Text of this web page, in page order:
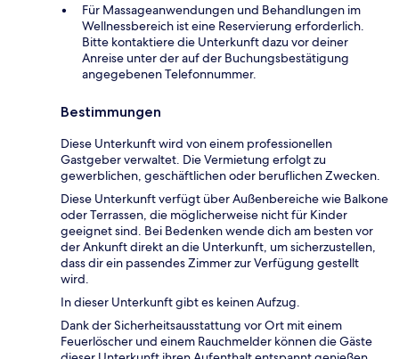
Für Massageanwendungen und Behandlungen im
Wellnessbereich ist eine Reservierung erforderlich.
Bitte kontaktiere die Unterkunft dazu vor deiner
Anreise unter der auf der Buchungsbestätigung
angegebenen Telefonnummer.
Bestimmungen
Diese Unterkunft wird von einem professionellen
Gastgeber verwaltet. Die Vermietung erfolgt zu
gewerblichen, geschäftlichen oder beruflichen Zwecken.
Diese Unterkunft verfügt über Außenbereiche wie Balkone
oder Terrassen, die möglicherweise nicht für Kinder
geeignet sind. Bei Bedenken wende dich am besten vor
der Ankunft direkt an die Unterkunft, um sicherzustellen,
dass dir ein passendes Zimmer zur Verfügung gestellt
wird.
In dieser Unterkunft gibt es keinen Aufzug.
Dank der Sicherheitsausstattung vor Ort mit einem
Feuerlöscher und einem Rauchmelder können die Gäste